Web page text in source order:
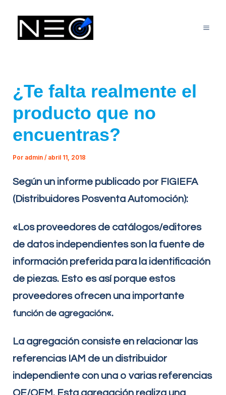
contenido
¿Te falta realmente el
producto que no
encuentras?
Por admin/ abril 11, 2018
Según un informe publicado por FIGIEFA
(Distribuidores Posventa Automoción):
«Los proveedores de catálogos/editores
de datos independientes son la fuente de
información preferida para la identificación
de piezas. Esto es así porque estos
proveedores ofrecen una importante
función de agregación«.
La agregación consiste en relacionar las
referencias IAM de un distribuidor
independiente con una o varias referencias